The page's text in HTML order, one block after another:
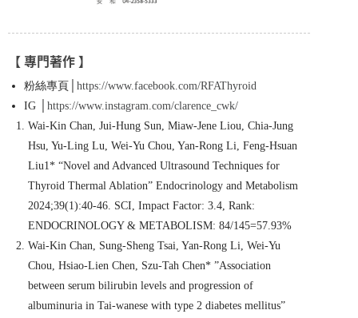
【 專門著作 】
粉絲專頁│ https://www.facebook.com/RFAThyroid
IG │ https://www.instagram.com/clarence_cwk/
Wai-Kin Chan, Jui-Hung Sun, Miaw-Jene Liou, Chia-Jung
Hsu, Yu-Ling Lu, Wei-Yu Chou, Yan-Rong Li, Feng-Hsuan
Liu1* “Novel and Advanced Ultrasound Techniques for
Thyroid Thermal Ablation” Endocrinology and Metabolism
2024;39(1):40-46. SCI, Impact Factor: 3.4, Rank:
ENDOCRINOLOGY & METABOLISM: 84/145=57.93%
Wai-Kin Chan, Sung-Sheng Tsai, Yan-Rong Li, Wei-Yu
Chou, Hsiao-Lien Chen, Szu-Tah Chen* ”Association
between serum bilirubin levels and progression of
albuminuria in Tai-wanese with type 2 diabetes mellitus”